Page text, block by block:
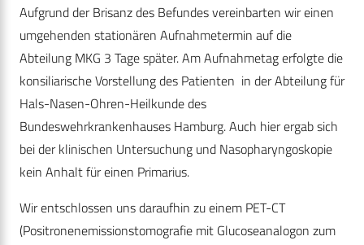
Aufgrund der Brisanz des Befundes vereinbarten wir einen
umgehenden stationären Aufnahmetermin auf die
Abteilung MKG 3 Tage später. Am Aufnahmetag erfolgte die
konsiliarische Vorstellung des Patienten in der Abteilung für
Hals-Nasen-Ohren-Heilkunde des
Bundeswehrkrankenhauses Hamburg. Auch hier ergab sich
bei der klinischen Untersuchung und Nasopharyngoskopie
kein Anhalt für einen Primarius.
Wir entschlossen uns daraufhin zu einem PET-CT
(Positronenemissionstomografie mit Glucoseanalogon zum